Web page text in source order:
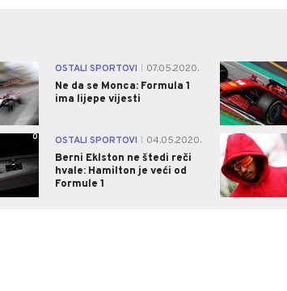
OSTALI SPORTOVI
07.05.2020.
Ne da se Monca: Formula 1
ima lijepe vijesti
0 OSTALI SPORTOVI
04.05.2020.
Berni Eklston ne štedi reči
hvale: Hamilton je veći od
Formule 1